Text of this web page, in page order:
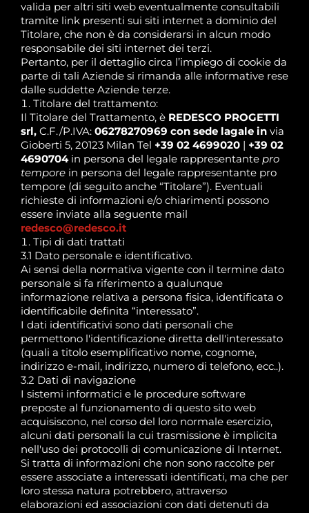
valida per altri siti web eventualmente consultabili
tramite link presenti sui siti internet a dominio del
Titolare, che non è da considerarsi in alcun modo
responsabile dei siti internet dei terzi.
Pertanto, per il dettaglio circa l’impiego di cookie da
parte di tali Aziende si rimanda alle informative rese
dalle suddette Aziende terze.
Titolare del trattamento:
Il Titolare del Trattamento, è REDESCO PROGETTI
srl, C.F./P.IVA: 06278270969 con sede lagale in via
Gioberti 5, 20123 Milan Tel +39 02 4699020 | +39 02
4690704 in persona del legale rappresentante pro
tempore in persona del legale rappresentante pro
tempore (di seguito anche “Titolare”). Eventuali
richieste di informazioni e/o chiarimenti possono
essere inviate alla seguente mail
redesco@redesco.it
Tipi di dati trattati
3.1 Dato personale e identificativo.
Ai sensi della normativa vigente con il termine dato
personale si fa riferimento a qualunque
informazione relativa a persona fisica, identificata o
identificabile definita “interessato”.
I dati identificativi sono dati personali che
permettono l'identificazione diretta dell'interessato
(quali a titolo esemplificativo nome, cognome,
indirizzo e-mail, indirizzo, numero di telefono, ecc..).
3.2 Dati di navigazione
I sistemi informatici e le procedure software
preposte al funzionamento di questo sito web
acquisiscono, nel corso del loro normale esercizio,
alcuni dati personali la cui trasmissione è implicita
nell'uso dei protocolli di comunicazione di Internet.
Si tratta di informazioni che non sono raccolte per
essere associate a interessati identificati, ma che per
loro stessa natura potrebbero, attraverso
elaborazioni ed associazioni con dati detenuti da